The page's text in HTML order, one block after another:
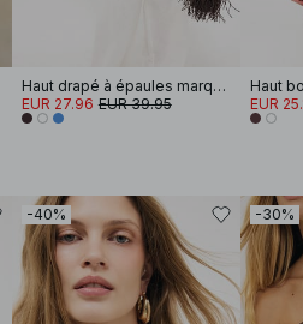
Haut drapé à épaules marquées
EUR 27.96 EUR 39.95
Haut
EUR
-40% -30%